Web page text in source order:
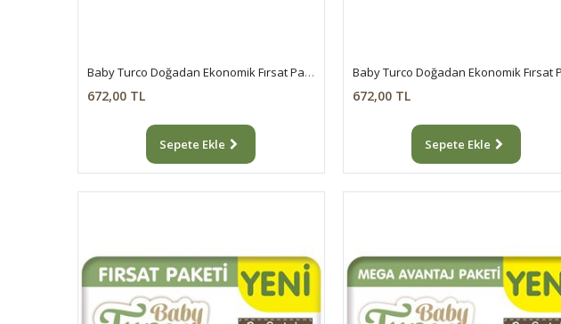
Baby Turco Doğadan Ekonomik Fırsat Paketi Pofuduk Bebek Bezi 2 Numara Mini 96 Adet
672,00 TL
Sepete Ekle
672,00 TL
Sepete Ekle